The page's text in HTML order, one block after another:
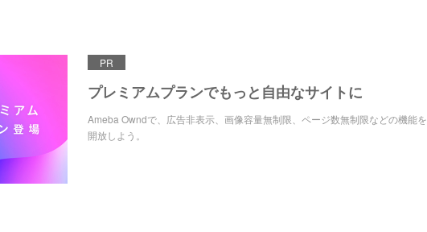
PR
プレミアムプランでもっと自由なサイトに
Ameba Owndで、広告非表示、画像容量無制限、ページ数無制限などの機能を
開放しよう。